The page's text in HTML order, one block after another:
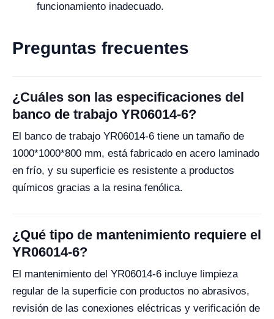
funcionamiento inadecuado.
Preguntas frecuentes
¿Cuáles son las especificaciones del
banco de trabajo YR06014-6?
El banco de trabajo YR06014-6 tiene un tamaño de
1000*1000*800 mm, está fabricado en acero laminado
en frío, y su superficie es resistente a productos
químicos gracias a la resina fenólica.
¿Qué tipo de mantenimiento requiere el
YR06014-6?
El mantenimiento del YR06014-6 incluye limpieza
regular de la superficie con productos no abrasivos,
revisión de las conexiones eléctricas y verificación de